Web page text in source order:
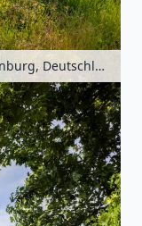
Mühlgraben in Forst, Lausitz, Brandenburg, Deutschland